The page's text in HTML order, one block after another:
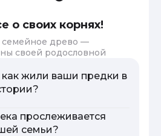
о своих корнях!
семейное древо —
своей родословной
жили ваши предки в
прослеживается
семьи?